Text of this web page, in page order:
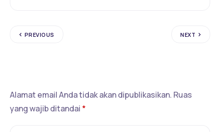
PREVIOUS NEXT
Alamat email Anda tidak akan dipublikasikan. Ruas
yang wajib ditandai *